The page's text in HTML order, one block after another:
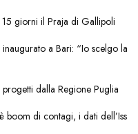
15 giorni il Praja di Gallipoli
a Bari: “Io scelgo la
dalla Regione Puglia
boom di contagi, i dati dell’Iss